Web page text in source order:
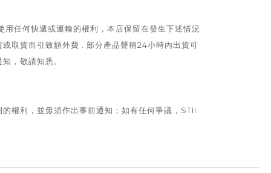
任何快遞或運輸的權利，本店保留在發生下述情況
取貨而引致額外費 . 部分產品聲稱24小時內出貨可
，敬請知悉。
權利，並毋須作出事前通知；如有任何爭議，STII